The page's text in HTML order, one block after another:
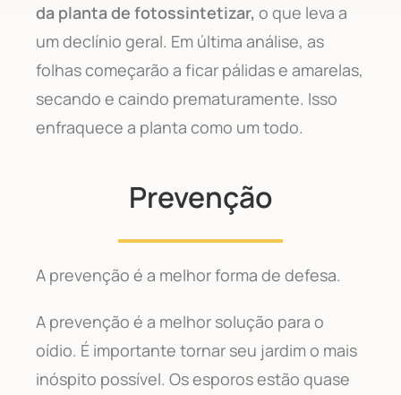
da planta de fotossintetizar, o que leva a
um declínio geral. Em última análise, as
folhas começarão a ficar pálidas e amarelas,
secando e caindo prematuramente. Isso
enfraquece a planta como um todo.
Prevenção
A prevenção é a melhor forma de defesa.
A prevenção é a melhor solução para o
oídio. É importante tornar seu jardim o mais
inóspito possível. Os esporos estão quase